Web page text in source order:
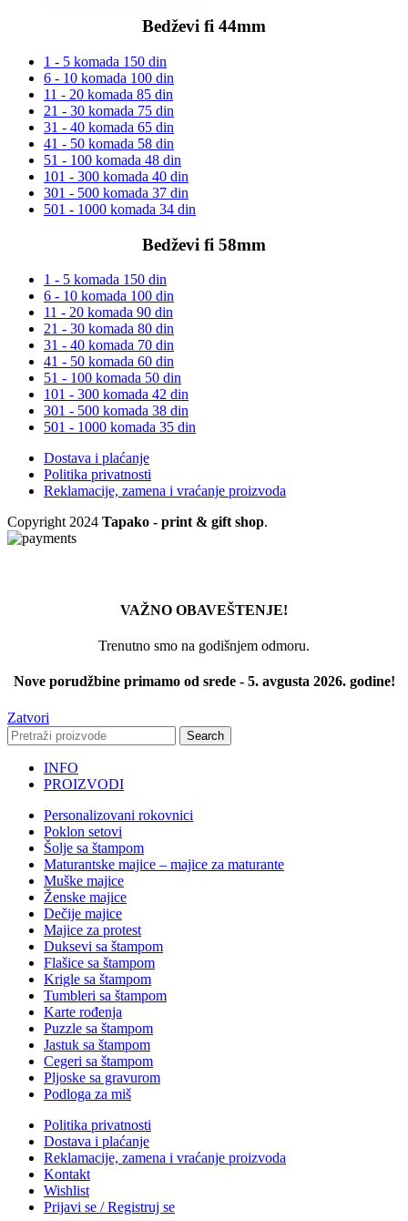
Bedževi fi 44mm
1 - 5 komada 150 din
6 - 10 komada 100 din
11 - 20 komada 85 din
21 - 30 komada 75 din
31 - 40 komada 65 din
41 - 50 komada 58 din
51 - 100 komada 48 din
101 - 300 komada 40 din
301 - 500 komada 37 din
501 - 1000 komada 34 din
Bedževi fi 58mm
1 - 5 komada 150 din
6 - 10 komada 100 din
11 - 20 komada 90 din
21 - 30 komada 80 din
31 - 40 komada 70 din
41 - 50 komada 60 din
51 - 100 komada 50 din
101 - 300 komada 42 din
301 - 500 komada 38 din
501 - 1000 komada 35 din
Dostava i plaćanje
Politika privatnosti
Reklamacije, zamena i vraćanje proizvoda
Copyright 2024 Tapako - print & gift shop.
VAŽNO OBAVEŠTENJE!
Trenutno smo na godišnjem odmoru.
Nove porudžbine primamo od srede - 5. avgusta 2026. godine!
Zatvori
Search
INFO
PROIZVODI
Personalizovani rokovnici
Poklon setovi
Šolje sa štampom
Maturantske majice – majice za maturante
Muške majice
Ženske majice
Dečije majice
Majice za protest
Duksevi sa štampom
Flašice sa štampom
Krigle sa štampom
Tumbleri sa štampom
Karte rođenja
Puzzle sa štampom
Jastuk sa štampom
Cegeri sa štampom
Pljoske sa gravurom
Podloga za miš
Politika privatnosti
Dostava i plaćanje
Reklamacije, zamena i vraćanje proizvoda
Kontakt
Wishlist
Prijavi se / Registruj se